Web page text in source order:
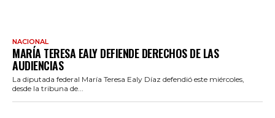
NACIONAL
MARÍA TERESA EALY DEFIENDE DERECHOS DE LAS
AUDIENCIAS
La diputada federal María Teresa Ealy Díaz defendió este miércoles,
desde la tribuna de...